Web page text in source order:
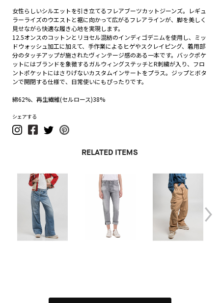
女性らしいシルエットを引き立てるフレアブーツカットジーンズ。レギュ
ラーライズのウエストと裾に向かって広がるフレアラインが、脚を美しく
見せながら快適な履き心地を実現します。
12.5オンスのコットンとリヨセル混紡のインディゴデニムを使用し、ミッ
ドウォッシュ加工に加えて、手作業によるヒゲやスクレイピング、着用部
分のタッチアップが施されたヴィンテージ感のある一本です。バックポケ
ットにはブランドを象徴するガルウィングステッチとR刺繍が入り、フロ
ントポケットにはさりげないカスタムインサートをプラス。ジップとボタ
ンで開閉する仕様で、日常使いにもぴったりです。
綿62%、再生繊維(セルロース)38%
シェアする
RELATED ITEMS